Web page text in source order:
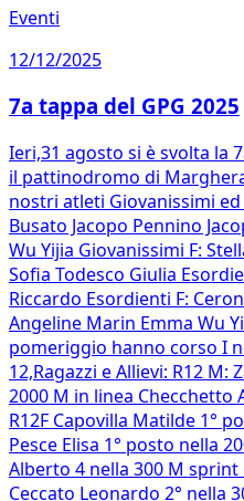
Eventi
12/12/2025
7a tappa del GPG 2025
Ieri,31 agosto si è svolta la
il pattinodromo di
nostri atleti Giovanissimi
Busato Jacopo Pennino
Wu Yijia Giovanissimi F:
Sofia Todesco Giulia
Riccardo Esordienti F:
Angeline Marin Emma Wu
pomeriggio hanno corso I
12,Ragazzi e Allievi: R12 M:
2000 M in linea Checchetto
R12F Capovilla Matilde 1°
Pesce Elisa 1° posto nella
Alberto 4 nella 300 M sprint
Ceccato Leonardo 2° nella